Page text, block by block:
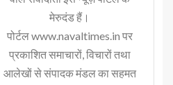
मेरुदंड हैं।
पोर्टल www.navaltimes.in पर
प्रकाशित समाचारों, विचारों तथा
आलेखों से संपादक मंडल का सहमत